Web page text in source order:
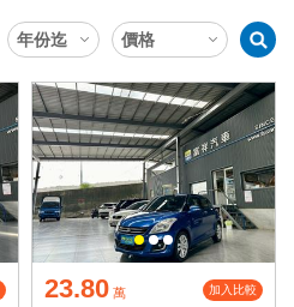
23.80 萬 加入比較